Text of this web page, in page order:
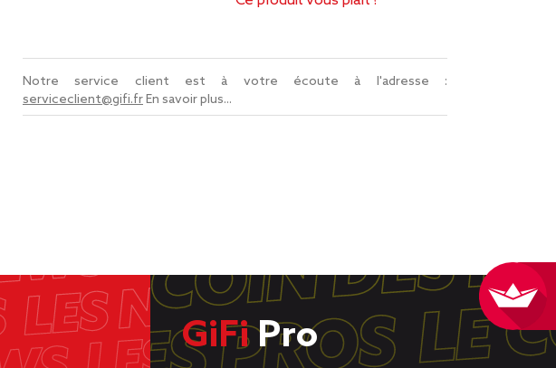
Notre service client est à votre écoute à l'adresse :
serviceclient@gifi.frEn savoir plus...
GiFiPro